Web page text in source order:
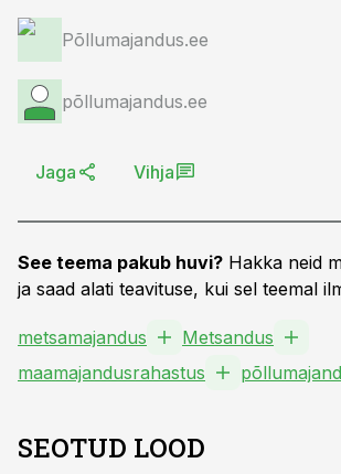
Põllumajandus.ee
põllumajandus.ee
Jaga Vihja
See teema pakub huvi? Hakka neid
ja saad alati teavituse, kui sel teemal
metsamajandus
Metsandus
maamajandusrahastus
SEOTUD LOOD